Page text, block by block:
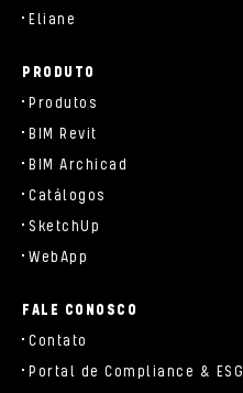
Eliane
PRODUTO
Produtos
BIM Revit
BIM Archicad
Catálogos
SketchUp
WebApp
FALE CONOSCO
Contato
Portal de Compliance & ESG